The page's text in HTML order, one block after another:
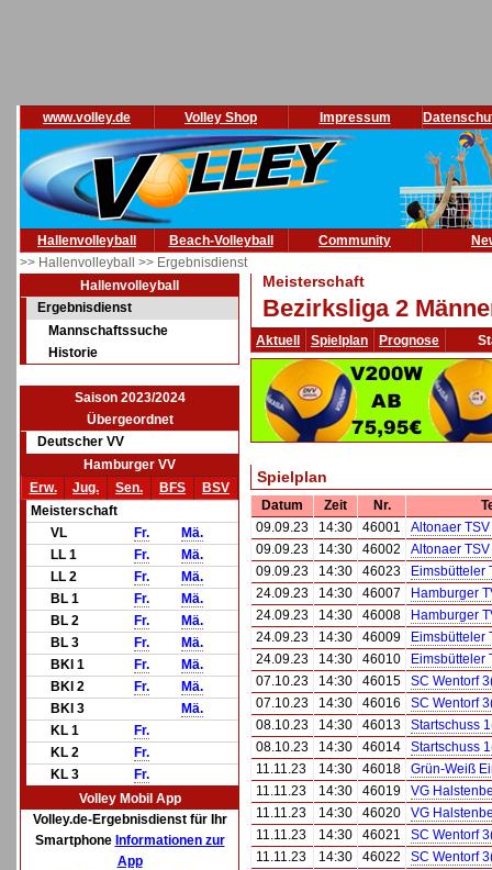
www.volley.de Volley Shop Impressum
Hallenvolleyball Beach-Volleyball Community
>> Hallenvolleyball >> Ergebnisdienst
Hallenvolleyball
Ergebnisdienst
Mannschaftssuche
Historie
Saison 2023/2024
Übergeordnet
Deutscher VV
Hamburger VV
Erw.
Jug. Sen. BFS
BSV
Meisterschaft
VL
Fr.
Mä.
LL 1
Fr.
Mä.
LL 2
Fr.
Mä.
BL 1
Fr.
Mä.
BL 2
Fr.
Mä.
BL 3
Fr.
Mä.
BKl 1
Fr.
Mä.
BKl 2
Fr.
Mä.
BKl 3
Mä.
KL 1
Fr.
KL 2
Fr.
KL 3
Fr.
Volley Mobil App
Volley.de-Ergebnisdienst für Ihr
Smartphone Informationen zur
App
Meisterschaft
Bezirksliga 2
Aktuell Spielplan Prognose
Spielplan
Datum Zeit Nr.
09.09.23
14:30 46001
Altonaer
09.09.23
14:30 46002
Altonaer
09.09.23
14:30 46023
Eimsbütteler
24.09.23
14:30 46007
Hamburger
24.09.23
14:30 46008
Hamburger
24.09.23
14:30 46009
Eimsbütteler
24.09.23
14:30 46010
Eimsbütteler
07.10.23
14:30 46015
SC Wentorf
07.10.23
14:30 46016
SC Wentorf
08.10.23
14:30 46013
Startschuss
08.10.23
14:30 46014
Startschuss
11.11.23
14:30 46018
Grün-Weiß
11.11.23
14:30 46019
VG
11.11.23
14:30 46020
VG
11.11.23
14:30 46021
SC Wentorf
11.11.23
14:30 46022
SC Wentorf